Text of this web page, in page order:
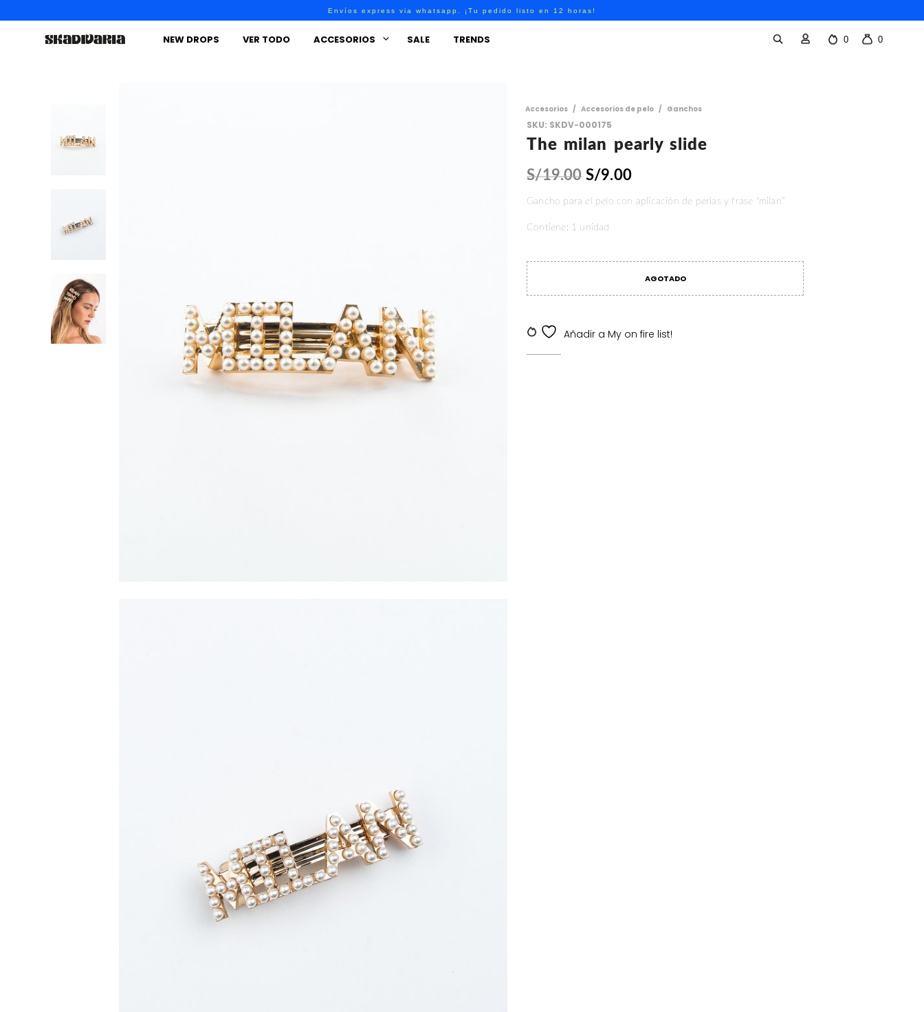
Envíos express via whatsapp. ¡Tu pedido listo en 12 horas!
0 0
NEW DROPS VER TODO ACCESORIOS SALE TRENDS
Accesorios / Accesorios de pelo / Ganchos
SKU: SKDV-000175
The milan pearly slide
S/19.00 S/9.00
Gancho para el pelo con aplicación de perlas y frase “milan”
Contiene: 1 unidad
AGOTADO
Añadir a My on fire list!
SKU:SKDV-000175